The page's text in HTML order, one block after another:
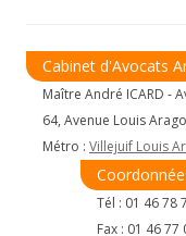
Cabinet d'Avocats
Maître André ICARD -
64, Avenue Louis
Métro : Villejuif Louis
Tél : 01 46 78
Fax : 01 46 77